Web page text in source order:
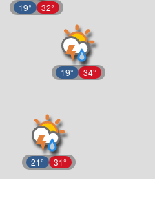
19° 32°
19° 34°
21° 31°